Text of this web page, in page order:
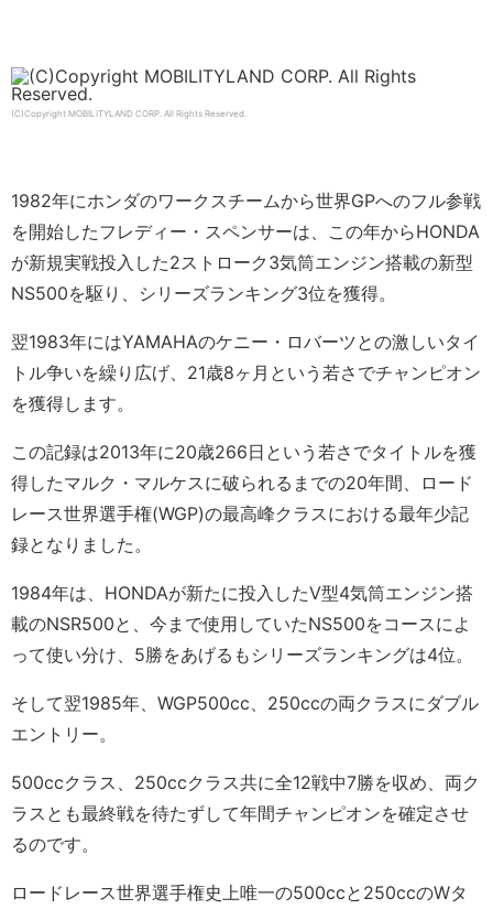
(C)Copyright MOBILITYLAND CORP. All Rights Reserved.
1982年にホンダのワークスチームから世界GPへのフル参戦
を開始したフレディー・スペンサーは、この年からHONDA
が新規実戦投入した2ストローク3気筒エンジン搭載の新型
NS500を駆り、シリーズランキング3位を獲得。
翌1983年にはYAMAHAのケニー・ロバーツとの激しいタイ
トル争いを繰り広げ、21歳8ヶ月という若さでチャンピオン
を獲得します。
この記録は2013年に20歳266日という若さでタイトルを獲
得したマルク・マルケスに破られるまでの20年間、ロード
レース世界選手権(WGP)の最高峰クラスにおける最年少記
録となりました。
1984年は、HONDAが新たに投入したV型4気筒エンジン搭
載のNSR500と、今まで使用していたNS500をコースによ
って使い分け、5勝をあげるもシリーズランキングは4位。
そして翌1985年、WGP500cc、250ccの両クラスにダブル
エントリー。
500ccクラス、250ccクラス共に全12戦中7勝を収め、両ク
ラスとも最終戦を待たずして年間チャンピオンを確定させ
るのです。
ロードレース世界選手権史上唯一の500ccと250ccのWタ